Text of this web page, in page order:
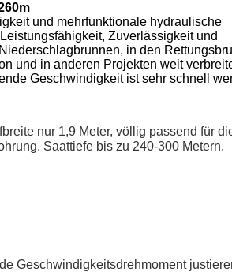
und mehrfunktionale hydraulische
Zuverlässigkeit und
in den
und in anderen Projekten weit
Geschwindigkeit ist sehr schnell
nur 1,9 Meter, völlig passend für
Saattiefe bis zu 240-300 Metern.
Geschwindigkeitsdrehmoment